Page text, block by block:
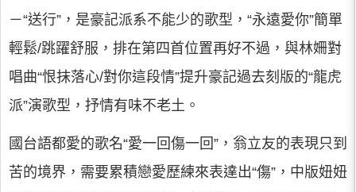
－“送行”，是豪記派系不能少的歌型，“永遠愛你”簡單
輕鬆/跳躍舒服，排在第四首位置再好不過，與林姍對
唱曲“恨抹落心/對你這段情”提升豪記過去刻版的“龍虎
派”演歌型，抒情有味不老土。
國台語都愛的歌名“愛一回傷一回”，翁立友的表現只到
苦的境界，需要累積戀愛歷練來表達出“傷”，中版妞妞